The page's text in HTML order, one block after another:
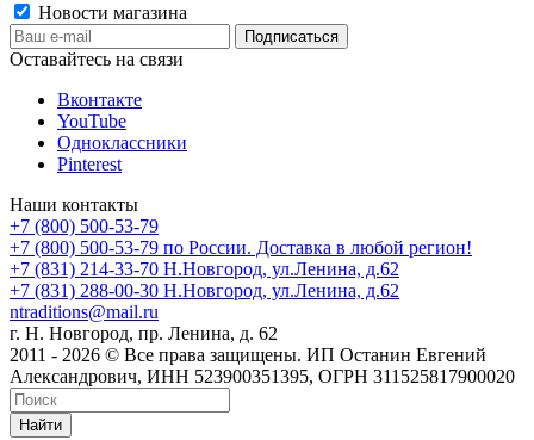
Новости магазина
Оставайтесь на связи
Вконтакте
YouTube
Одноклассники
Pinterest
Наши контакты
+7 (800) 500-53-79
+7 (800) 500-53-79 по России. Доставка в любой регион!
+7 (831) 214-33-70 Н.Новгород, ул.Ленина, д.62
+7 (831) 288-00-30 Н.Новгород, ул.Ленина, д.62
ntraditions@mail.ru
г. Н. Новгород, пр. Ленина, д. 62
2011 - 2026 © Все права защищены. ИП Останин Евгений
Александрович, ИНН 523900351395, ОГРН 311525817900020
Найти